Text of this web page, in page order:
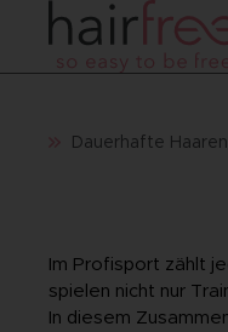
Dauerhafte
Im Profisport zählt
spielen nicht nur
In diesem